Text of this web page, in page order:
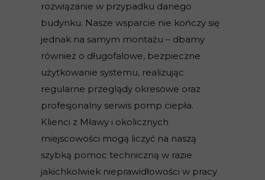
rozwiązanie w przypadku danego
budynku. Nasze wsparcie nie kończy się
jednak na samym montażu – dbamy
również o długofalowe, bezpieczne
użytkowanie systemu, realizując
regularne przeglądy okresowe oraz
profesjonalny serwis pomp ciepła.
Klienci z Mławy i okolicznych
miejscowości mogą liczyć na naszą
szybką pomoc techniczną w razie
jakichkolwiek nieprawidłowości w pracy